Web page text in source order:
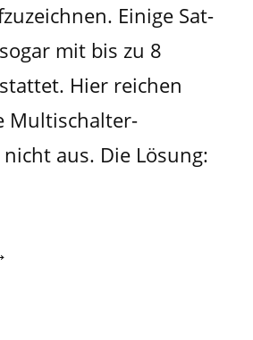
Einige Sat-
mit bis zu 8
Hier reichen
Multischalter-
aus. Die Lösung: